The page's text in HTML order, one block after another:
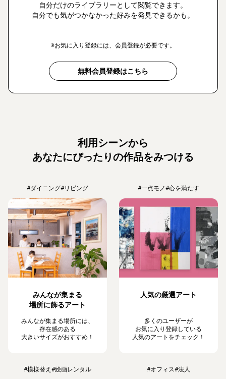
自分だけのライブラリーとして閲覧できます。
自分でも気がつかなかった好みを発見できるかも。
※お気に入り登録には、会員登録が必要です。
無料会員登録はこちら
利用シーンから
あなたにぴったりの作品をみつける
#ダイニング#リビング
みんなが集まる
場所に飾るアート
みんなが集まる場所には、
存在感のある
大きいサイズがおすすめ！
#一点モノ#心を満たす
人気の厳選アート
多くのユーザーが
お気に入り登録している
人気のアートをチェック！
#模様替え #絵画レンタル #オフィス#法人